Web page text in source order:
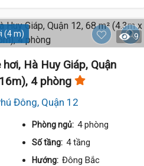
(4 m) 9
Hà Huy Giáp, Quận
4 phòng
Đông, Quận 12
Phòng ngủ: 4 phòng
Số tầng: 4 tầng
Hướng: Đông Bắc